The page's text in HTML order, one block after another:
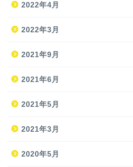
2022年4月
2022年3月
2021年9月
2021年6月
2021年5月
2021年3月
2020年5月